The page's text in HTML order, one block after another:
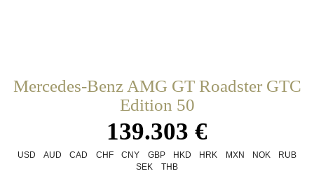
Mercedes-Benz AMG GT Roadster GTC
Edition 50
139.303 €
USD AUD CAD CHF CNY GBP HKD HRK MXN NOK
RUB
SEK
THB